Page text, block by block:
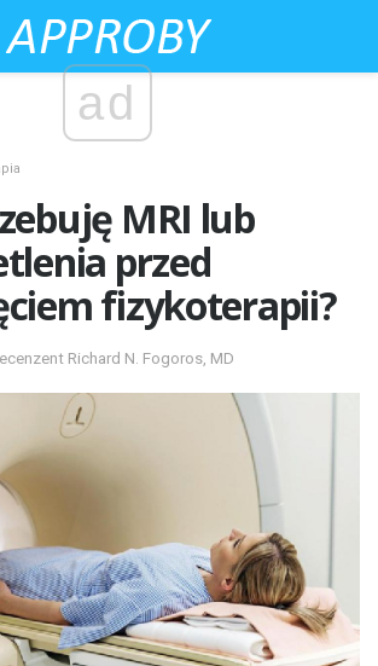
ad
MRI lub
przed
fizykoterapii?
Richard N. Fogoros, MD